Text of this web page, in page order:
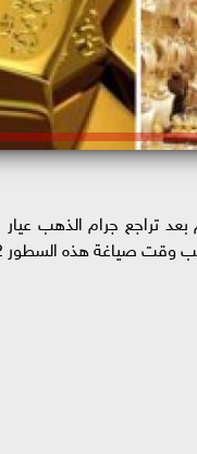
صياغة هذه السطور 1692 دولار.